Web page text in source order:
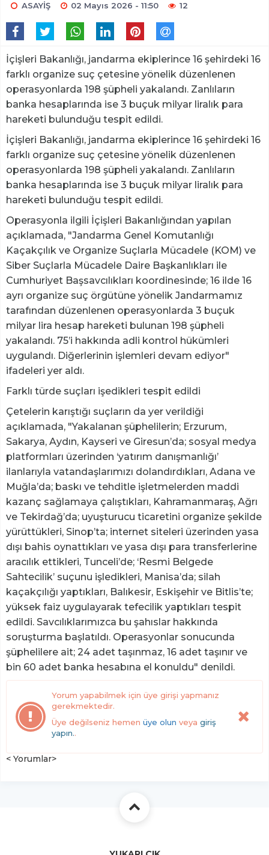
ASAYİŞ 02 Mayıs 2026 - 11:50 12
İçişleri Bakanlığı, jandarma ekiplerince 16 şehirdeki 16
farklı organize suç çetesine yönelik düzenlenen
operasyonlarda 198 şüpheli yakalandı. Zanlıların
banka hesaplarında ise 3 buçuk milyar liralık para
hareketi bulunduğu tespit edildi.
İçişleri Bakanlığı, jandarma ekiplerince 16 şehirdeki 16
farklı organize suç çetesine yönelik düzenlenen
operasyonlarda 198 şüpheli yakalandı. Zanlıların
banka hesaplarında ise 3 buçuk milyar liralık para
hareketi bulunduğu tespit edildi.
Operasyonla ilgili İçişleri Bakanlığından yapılan
açıklamada, "Jandarma Genel Komutanlığı
Kaçakçılık ve Organize Suçlarla Mücadele (KOM) ve
Siber Suçlarla Mücadele Daire Başkanlıkları ile
Cumhuriyet Başsavcılıkları koordinesinde; 16 ilde 16
ayrı organize suç örgütüne yönelik Jandarmamız
tarafından düzenlenen operasyonlarda 3 buçuk
milyar lira hesap hareketi bulunan 198 şüpheli
yakalandı. 75’i hakkında adli kontrol hükümleri
uygulandı. Diğerlerinin işlemleri devam ediyor"
ifadeleri yer aldı.
Farklı türde suçları işedikleri tespit edildi
Çetelerin karıştığı suçların da yer verildiği
açıklamada, "Yakalanan şüphelilerin; Erzurum,
Sakarya, Aydın, Kayseri ve Giresun’da; sosyal medya
platformları üzerinden ‘yatırım danışmanlığı’
ilanlarıyla vatandaşlarımızı dolandırdıkları, Adana ve
Muğla’da; baskı ve tehditle işletmelerden maddi
kazanç sağlamaya çalıştıkları, Kahramanmaraş, Ağrı
ve Tekirdağ’da; uyuşturucu ticaretini organize şekilde
yürüttükleri, Sinop’ta; internet siteleri üzerinden yasa
dışı bahis oynattıkları ve yasa dışı para transferlerine
aracılık ettikleri, Tunceli’de; ‘Resmi Belgede
Sahtecilik’ suçunu işledikleri, Manisa’da; silah
kaçakçılığı yaptıkları, Balıkesir, Eskişehir ve Bitlis’te;
yüksek faiz uygulayarak tefecilik yaptıkları tespit
edildi. Savcılıklarımızca bu şahıslar hakkında
soruşturma başlatıldı. Operasyonlar sonucunda
şüphelilere ait; 24 adet taşınmaz, 16 adet taşınır ve
bin 60 adet banka hesabına el konuldu" denildi.
Yorum yapabilmek için üye girişi yapmanız
gerekmektedir.
Üye değilseniz hemen üye olun veya giriş
yapın..
< Yorumlar>